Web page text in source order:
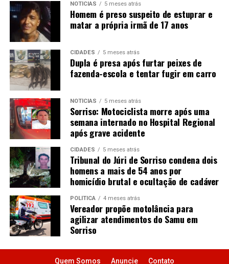
NOTÍCIAS 5 meses atrás
Homem é preso suspeito de estuprar e
matar a própria irmã de 17 anos
CIDADES 5 meses atrás
Dupla é presa após furtar peixes de
fazenda-escola e tentar fugir em carro
NOTÍCIAS 5 meses atrás
Sorriso: Motociclista morre após uma
semana internado no Hospital Regional
após grave acidente
CIDADES 5 meses atrás
Tribunal do Júri de Sorriso condena dois
homens a mais de 54 anos por
homicídio brutal e ocultação de cadáver
POLÍTICA 4 meses atrás
Vereador propõe motolância para
agilizar atendimentos do Samu em
Sorriso
Quem Somos Anuncie Contato